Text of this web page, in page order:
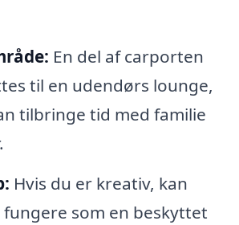
En del af carporten
til en udendørs lounge,
tilbringe tid med familie
Hvis du er kreativ, kan
som en beskyttet